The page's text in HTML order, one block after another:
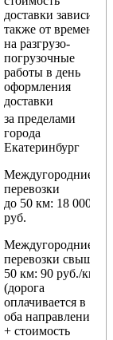
доставки зависит
также от времени
на разгрузо-
погрузочные
работы в день
оформления
доставки
за пределами
города
Екатеринбург
Междугородние
перевозки
до 50 км: 18 000
руб.
Междугородние
перевозки свыше
50 км: 90 руб./км
(дорога
оплачивается в
оба направления
+ стоимость